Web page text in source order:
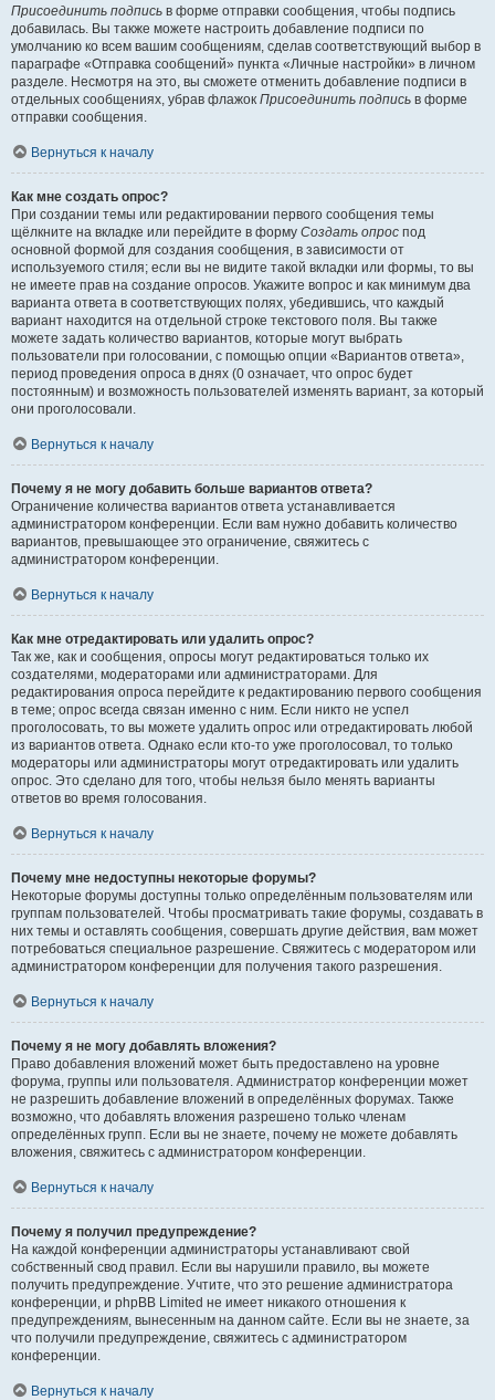
Присоединить подпись в форме отправки сообщения, чтобы подпись
добавилась. Вы также можете настроить добавление подписи по
умолчанию ко всем вашим сообщениям, сделав соответствующий выбор в
параграфе «Отправка сообщений» пункта «Личные настройки» в личном
разделе. Несмотря на это, вы сможете отменить добавление подписи в
отдельных сообщениях, убрав флажок Присоединить подпись в форме
отправки сообщения.
Вернуться к началу
Как мне создать опрос?
При создании темы или редактировании первого сообщения темы
щёлкните на вкладке или перейдите в форму Создать опрос под
основной формой для создания сообщения, в зависимости от
используемого стиля; если вы не видите такой вкладки или формы, то вы
не имеете прав на создание опросов. Укажите вопрос и как минимум два
варианта ответа в соответствующих полях, убедившись, что каждый
вариант находится на отдельной строке текстового поля. Вы также
можете задать количество вариантов, которые могут выбрать
пользователи при голосовании, с помощью опции «Вариантов ответа»,
период проведения опроса в днях (0 означает, что опрос будет
постоянным) и возможность пользователей изменять вариант, за который
они проголосовали.
Вернуться к началу
Почему я не могу добавить больше вариантов ответа?
Ограничение количества вариантов ответа устанавливается
администратором конференции. Если вам нужно добавить количество
вариантов, превышающее это ограничение, свяжитесь с
администратором конференции.
Вернуться к началу
Как мне отредактировать или удалить опрос?
Так же, как и сообщения, опросы могут редактироваться только их
создателями, модераторами или администраторами. Для
редактирования опроса перейдите к редактированию первого сообщения
в теме; опрос всегда связан именно с ним. Если никто не успел
проголосовать, то вы можете удалить опрос или отредактировать любой
из вариантов ответа. Однако если кто-то уже проголосовал, то только
модераторы или администраторы могут отредактировать или удалить
опрос. Это сделано для того, чтобы нельзя было менять варианты
ответов во время голосования.
Вернуться к началу
Почему мне недоступны некоторые форумы?
Некоторые форумы доступны только определённым пользователям или
группам пользователей. Чтобы просматривать такие форумы, создавать в
них темы и оставлять сообщения, совершать другие действия, вам может
потребоваться специальное разрешение. Свяжитесь с модератором или
администратором конференции для получения такого разрешения.
Вернуться к началу
Почему я не могу добавлять вложения?
Право добавления вложений может быть предоставлено на уровне
форума, группы или пользователя. Администратор конференции может
не разрешить добавление вложений в определённых форумах. Также
возможно, что добавлять вложения разрешено только членам
определённых групп. Если вы не знаете, почему не можете добавлять
вложения, свяжитесь с администратором конференции.
Вернуться к началу
Почему я получил предупреждение?
На каждой конференции администраторы устанавливают свой
собственный свод правил. Если вы нарушили правило, вы можете
получить предупреждение. Учтите, что это решение администратора
конференции, и phpBB Limited не имеет никакого отношения к
предупреждениям, вынесенным на данном сайте. Если вы не знаете, за
что получили предупреждение, свяжитесь с администратором
конференции.
Вернуться к началу